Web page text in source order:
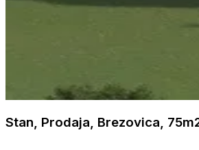
Stan, Prodaja, Brezovica,